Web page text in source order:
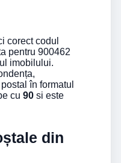
corect codul
pentru 900462
imobilului.
în formatul
cu 90 si este
din